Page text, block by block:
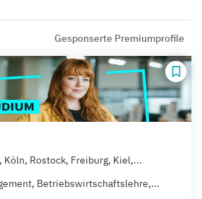
Gesponserte Premiumprofile
Köln, Rostock, Freiburg, Kiel,...
Betriebswirtschaftslehre,...